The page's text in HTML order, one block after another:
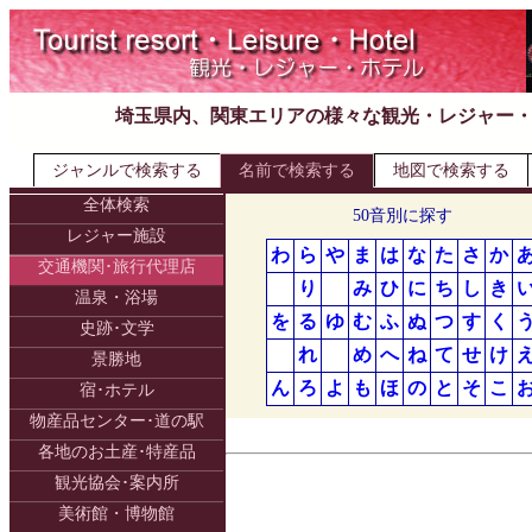
埼玉県内、関東エリアの様々な観光・レジャー
ジャンルで検索する 名前で検索する
地図で検索する
全体検索
レジャー施設
交通機関･旅行代理店
温泉・浴場
史跡･文学
景勝地
宿･ホテル
物産品センター･道の駅
各地のお土産･特産品
観光協会･案内所
美術館・博物館
50音別に探す
わ ら や ま は な た さ か
り
み ひ に ち し き
を る ゆ む ふ ぬ つ す く
れ
め へ ね て せ け
ん ろ よ も ほ の と そ こ